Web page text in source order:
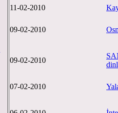
11-02-2010
09-02-2010
09-02-2010
07-02-2010